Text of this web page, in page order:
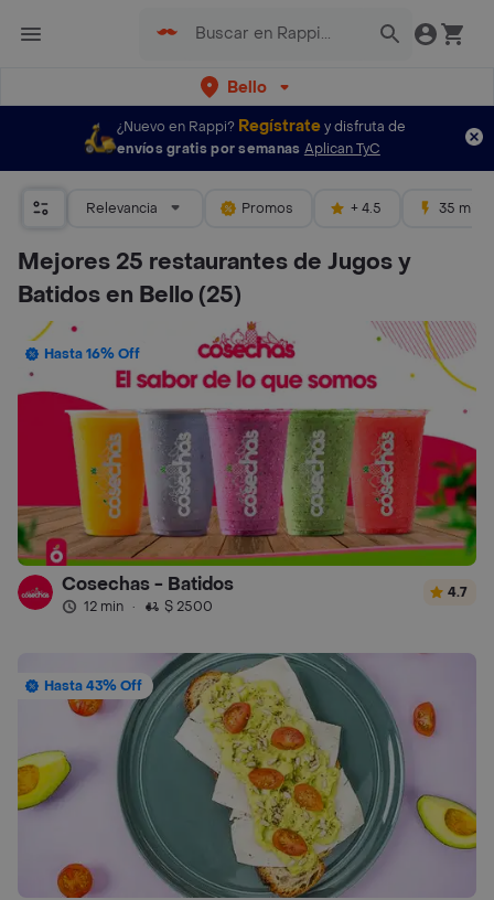
Bello
¿Nuevo en Rappi? Regístratey disfruta de
envíos gratis por semanas Aplican TyC
Relevancia Promos + 4.5 35 mins
Mejores 25 restaurantes de Jugos y
Batidos en Bello(25)
Hasta 16% Off
Cosechas - Batidos
12 min · $ 2500
4.7
Hasta 43% Off